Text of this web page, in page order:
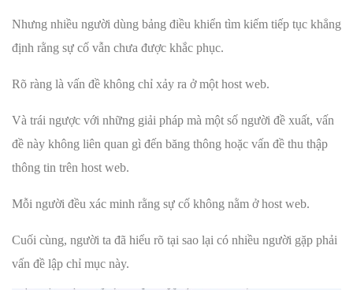
Nhưng nhiều người dùng bảng điều khiển tìm kiếm tiếp tục khẳng
định rằng sự cố vẫn chưa được khắc phục.
Rõ ràng là vấn đề không chỉ xảy ra ở một host web.
Và trái ngược với những giải pháp mà một số người đề xuất, vấn
đề này không liên quan gì đến băng thông hoặc vấn đề thu thập
thông tin trên host web.
Mỗi người đều xác minh rằng sự cố không nằm ở host web.
Cuối cùng, người ta đã hiểu rõ tại sao lại có nhiều người gặp phải
vấn đề lập chỉ mục này.